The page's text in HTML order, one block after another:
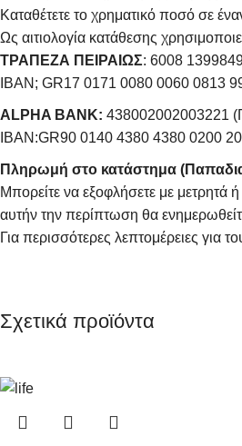
Καταθέτετε το χρηματικό ποσό σε
Ως αιτιολογία κατάθεσης
ΤΡΑΠΕΖΑ ΠΕΙΡΑΙΩΣ: 6008
IBAN; GR17 0171 0080 0060 0813
ALPHA BANK: 438002002003221
IBAN:GR90 0140 4380 4380 0200
Πληρωμή στο κατάστημα
Μπορείτε να εξοφλήσετε με
αυτήν την περίπτωση θα
Για περισσότερες λεπτομέρειες
Σχετικά προϊόντα